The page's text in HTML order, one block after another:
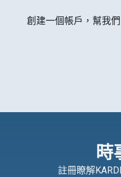
創建一個帳戶，幫我
時
註冊瞭解